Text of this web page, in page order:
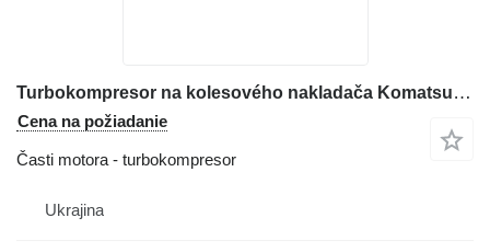
Turbokompresor na kolesového nakladača Komatsu WA430
Cena na požiadanie
Časti motora - turbokompresor
Ukrajina